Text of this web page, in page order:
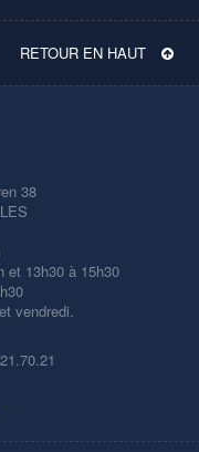
RETOUR EN HAUT
38
et 13h30 à 15h30
vendredi.